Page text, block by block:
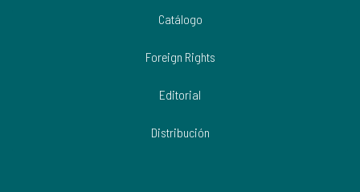
Catálogo
Foreign Rights
Editorial
Distribución